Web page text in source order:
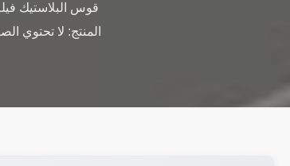
قوس البلاستيك
المنتج: لا تحتوي